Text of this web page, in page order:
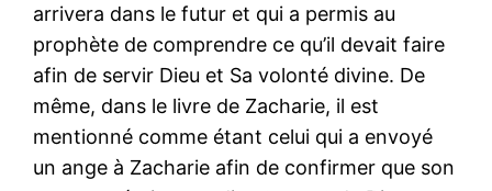
arrivera dans le futur et qui a permis au
prophète de comprendre ce qu’il devait faire
afin de servir Dieu et Sa volonté divine. De
même, dans le livre de Zacharie, il est
mentionné comme étant celui qui a envoyé
un ange à Zacharie afin de confirmer que son